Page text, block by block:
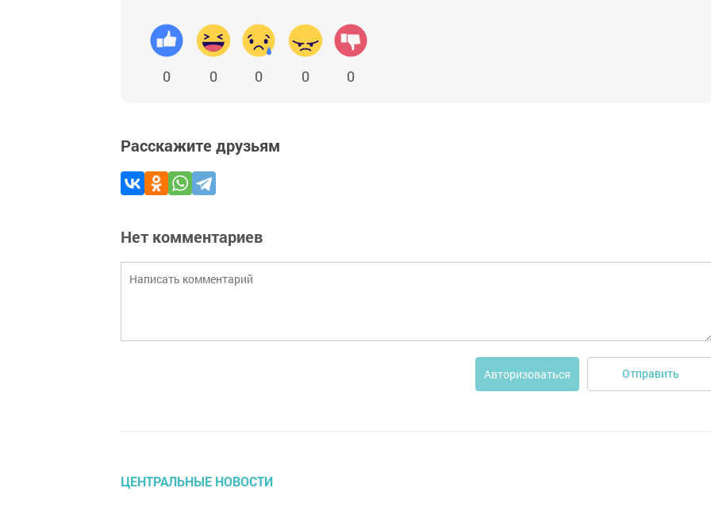
0 0 0 0 0
Расскажите друзьям
Нет комментариев
Авторизоваться Отправить
ЦЕНТРАЛЬНЫЕ НОВОСТИ